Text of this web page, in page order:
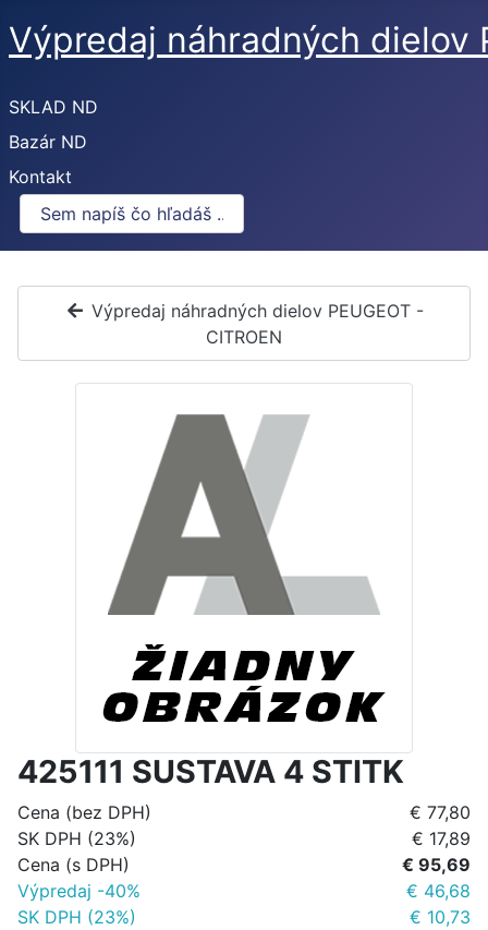
Výpredaj náhradných dielov
SKLAD ND
Bazár ND
Kontakt
Výpredaj náhradných dielov PEUGEOT -
CITROEN
425111 SUSTAVA 4 STITK
Cena (bez DPH)
€ 77,80
SK DPH (23%)
€ 17,89
Cena (s DPH)
€ 95,69
Výpredaj -40%
€ 46,68
SK DPH (23%)
€ 10,73